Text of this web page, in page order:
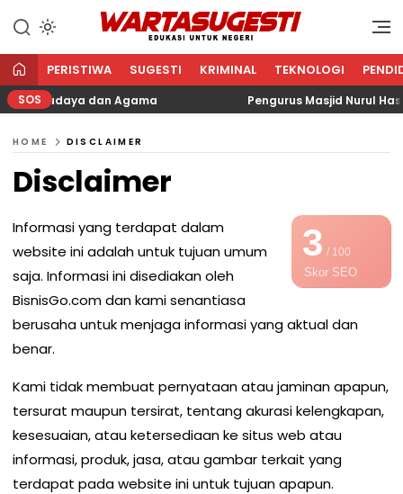
WARTA SUGESTI √ EDUKASI
Edukasi Untuk Negeri
PERISTIWA SUGESTI KRIMINAL TEKNOLOGI
SOSBudaya dan Agama Pengurus Masjid Nurul
HOME DISCLAIMER
Disclaimer
3/ 100
Skor SEO
Informasi yang terdapat dalam
website ini adalah untuk tujuan umum
saja. Informasi ini disediakan oleh
BisnisGo.com dan kami senantiasa
berusaha untuk menjaga informasi yang aktual dan
benar.
Kami tidak membuat pernyataan atau jaminan apapun,
tersurat maupun tersirat, tentang akurasi kelengkapan,
kesesuaian, atau ketersediaan ke situs web atau
informasi, produk, jasa, atau gambar terkait yang
terdapat pada website ini untuk tujuan apapun.